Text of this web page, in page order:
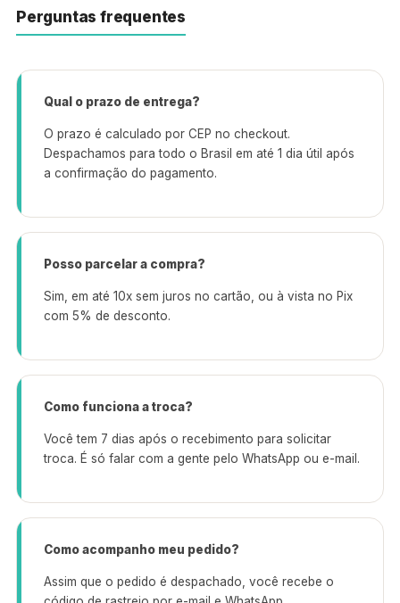
Perguntas frequentes
Qual o prazo de entrega?
O prazo é calculado por CEP no checkout.
Despachamos para todo o Brasil em até 1 dia útil após
a confirmação do pagamento.
Posso parcelar a compra?
Sim, em até 10x sem juros no cartão, ou à vista no Pix
com 5% de desconto.
Como funciona a troca?
Você tem 7 dias após o recebimento para solicitar
troca. É só falar com a gente pelo WhatsApp ou e-mail.
Como acompanho meu pedido?
Assim que o pedido é despachado, você recebe o